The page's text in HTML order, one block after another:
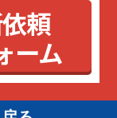
頼
ーム